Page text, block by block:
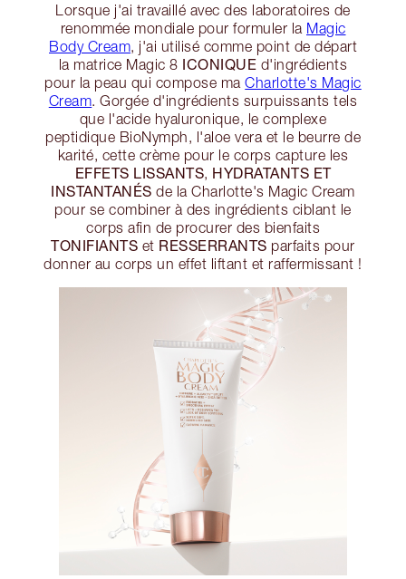
Lorsque j'ai travaillé avec des laboratoires de
renommée mondiale pour formuler la Magic
Body Cream, j'ai utilisé comme point de départ
la matrice Magic 8 ICONIQUE d'ingrédients
pour la peau qui compose maCharlotte's Magic
Cream. Gorgée d'ingrédients surpuissants tels
que l'acide hyaluronique, le complexe
peptidique BioNymph, l'aloe vera et le beurre de
karité, cette crème pour le corps capture les
EFFETS LISSANTS, HYDRATANTS ET
INSTANTANÉS de la Charlotte's Magic Cream
pour se combiner à des ingrédients ciblant le
corps afin de procurer des bienfaits
TONIFIANTS et RESSERRANTS parfaits pour
donner au corps un effet liftant et raffermissant !